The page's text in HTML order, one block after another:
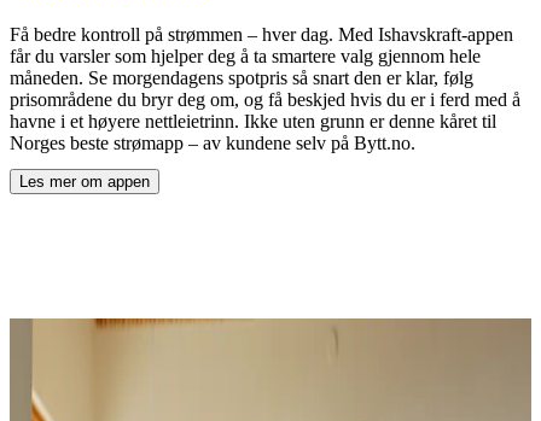
Få bedre kontroll på strømmen – hver dag. Med Ishavskraft-appen
får du varsler som hjelper deg å ta smartere valg gjennom hele
måneden. Se morgendagens spotpris så snart den er klar, følg
prisområdene du bryr deg om, og få beskjed hvis du er i ferd med å
havne i et høyere nettleietrinn. Ikke uten grunn er denne kåret til
Norges beste strømapp – av kundene selv på Bytt.no.
Les mer om appen
ved å åpne